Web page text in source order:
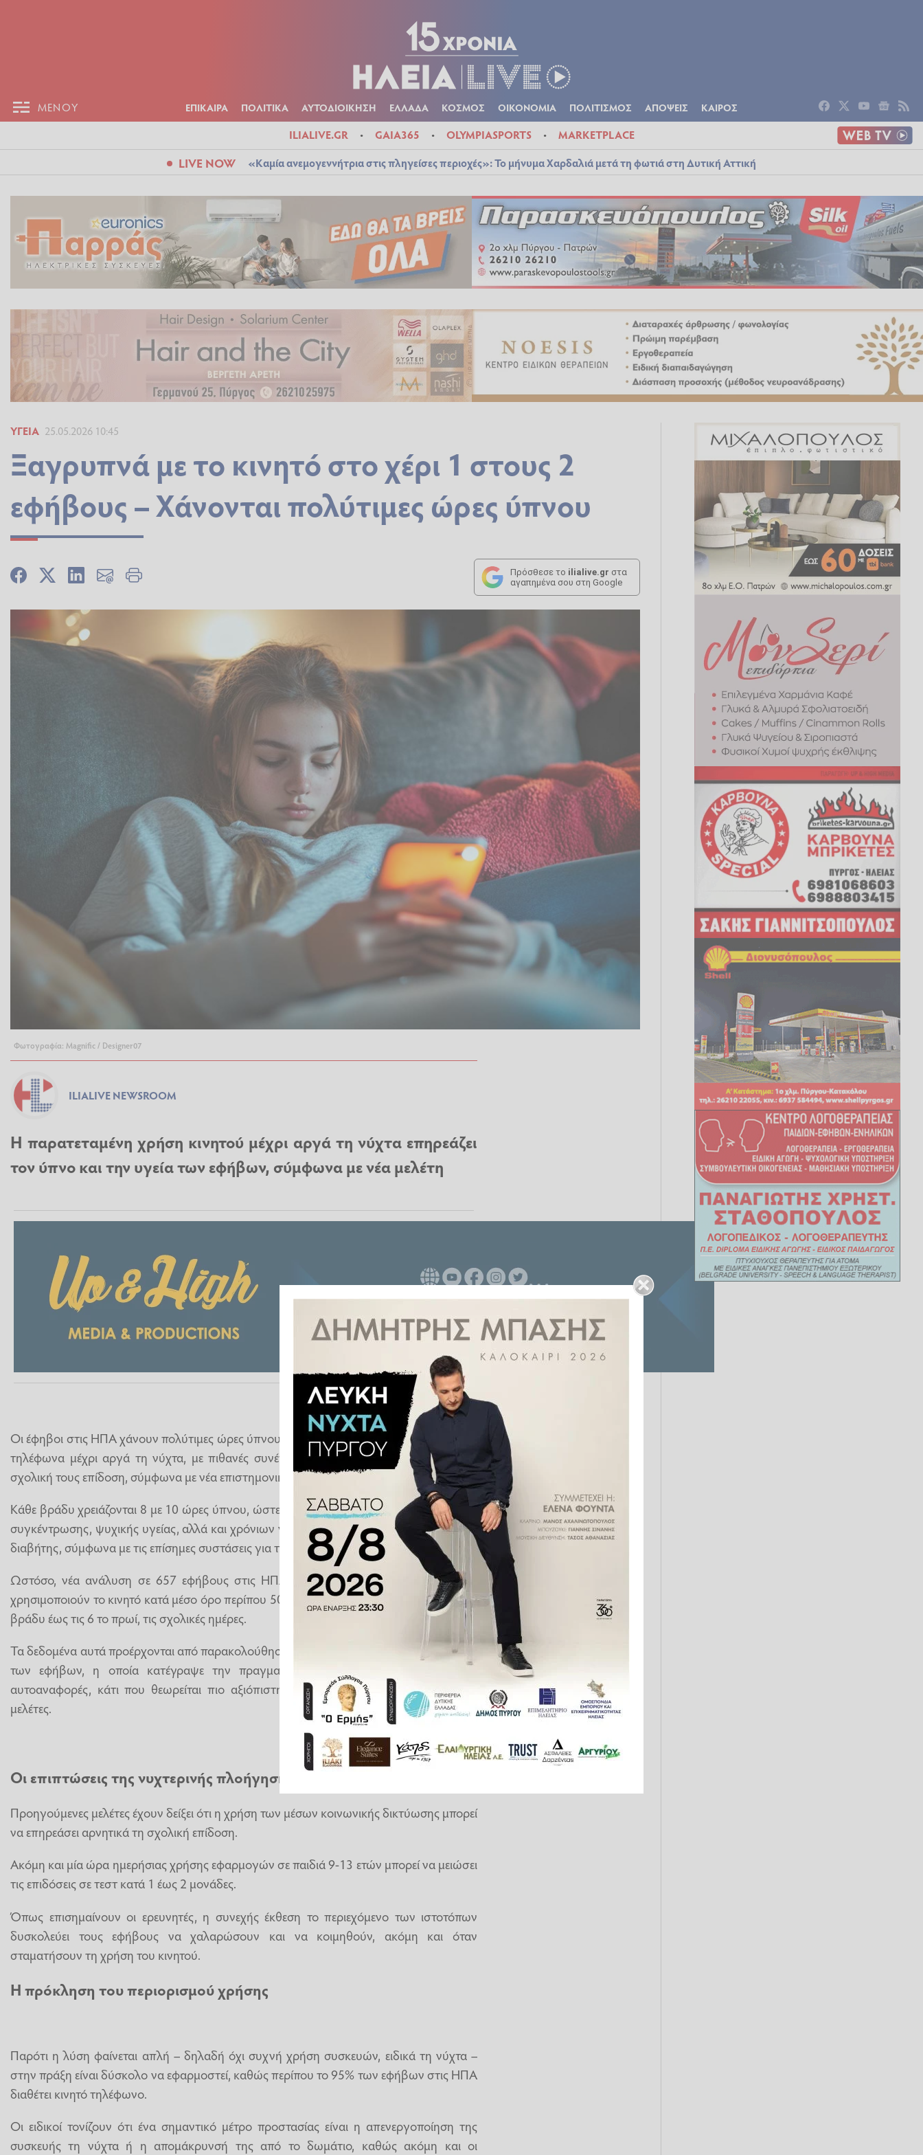
ΜΕΝΟΥ ΕΠΙΚΑΙΡΑ ΠΟΛΙΤΙΚΑ ΑΥΤΟΔΙΟΙΚΗΣΗ ΕΛΛΑΔΑ ΚΟΣΜΟΣ ΟΙΚΟΝΟΜΙΑ ΠΟΛΙΤΙΣΜΟΣ ΑΠΟΨΕΙΣ ΚΑΙΡΟΣ
ILIALIVE.GR GAIA365 OLYMPIASPORTS MARKETPLACE
LIVE NOW «Καμία ανεμογεννήτρια στις πληγείσες περιοχές»: Το μήνυμα Χαρδαλιά μετά τη φωτιά στη Δυτική Αττική
ΥΓΕΊΑ 25.05.2026 10:45
Ξαγρυπνά με το κινητό στο χέρι 1 στους 2
εφήβους – Χάνονται πολύτιμες ώρες ύπνου
Πρόσθεσε το ilialive.gr στα
αγαπημένα σου στη Google
Φωτογραφία: Magnific / Designer07
ILIALIVE NEWSROOM
Η παρατεταμένη χρήση κινητού μέχρι αργά τη νύχτα επηρεάζει
τον ύπνο και την υγεία των εφήβων, σύμφωνα με νέα μελέτη
Οι έφηβοι στις ΗΠΑ χάνουν πολύτιμες ώρες ύπνου επειδή χρησιμοποιούν τα κινητά τους
τηλέφωνα μέχρι αργά τη νύχτα, με πιθανές συνέπειες τόσο στην υγεία όσο και στην
σχολική τους επίδοση, σύμφωνα με νέα επιστημονικά δεδομένα.
Κάθε βράδυ χρειάζονται 8 με 10 ώρες ύπνου, ώστε να μειωθεί ο κίνδυνος προβλημάτων
συγκέντρωσης, ψυχικής υγείας, αλλά και χρόνιων νοσημάτων όπως η παχυσαρκία και ο
διαβήτης, σύμφωνα με τις επίσημες συστάσεις για την υγεία των εφήβων.
Ωστόσο, νέα ανάλυση σε 657 εφήβους στις ΗΠΑ δείχνει ότι στην πλειοψηφία τους
χρησιμοποιούν το κινητό κατά μέσο όρο περίπου 50 λεπτά μέσα στη νύχτα, από τις 10 το
βράδυ έως τις 6 το πρωί, τις σχολικές ημέρες.
Τα δεδομένα αυτά προέρχονται από παρακολούθηση μέσω εφαρμογής στα ίδια τα κινητά
των εφήβων, η οποία κατέγραψε την πραγματική χρήση της συσκευής και όχι
αυτοαναφορές, κάτι που θεωρείται πιο αξιόπιστη μέθοδος σε σχέση με παλαιότερες
μελέτες.
Οι επιπτώσεις της νυχτερινής πλοήγησης στο κινητό
Προηγούμενες μελέτες έχουν δείξει ότι η χρήση των μέσων κοινωνικής δικτύωσης μπορεί
να επηρεάσει αρνητικά τη σχολική επίδοση.
Ακόμη και μία ώρα ημερήσιας χρήσης εφαρμογών σε παιδιά 9-13 ετών μπορεί να μειώσει
τις επιδόσεις σε τεστ κατά 1 έως 2 μονάδες.
Όπως επισημαίνουν οι ερευνητές, η συνεχής έκθεση το περιεχόμενο των ιστοτόπων
δυσκολεύει τους εφήβους να χαλαρώσουν και να κοιμηθούν, ακόμη και όταν
σταματήσουν τη χρήση του κινητού.
Η πρόκληση του περιορισμού χρήσης
Παρότι η λύση φαίνεται απλή – δηλαδή όχι συχνή χρήση συσκευών, ειδικά τη νύχτα –
στην πράξη είναι δύσκολο να εφαρμοστεί, καθώς περίπου το 95% των εφήβων στις ΗΠΑ
διαθέτει κινητό τηλέφωνο.
Οι ειδικοί τονίζουν ότι ένα σημαντικό μέτρο προστασίας είναι η απενεργοποίηση της
συσκευής τη νύχτα ή η απομάκρυνσή της από το δωμάτιο, καθώς ακόμη και οι